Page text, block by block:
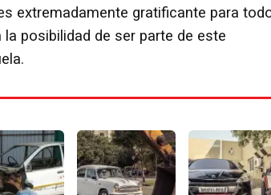
extremadamente gratificante para
posibilidad de ser parte de este